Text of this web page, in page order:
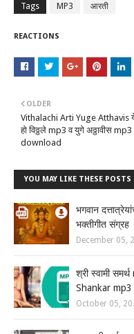
Tags MP3 आरती
REACTIONS
OLDER
Vithalachi Arti Yuge Atthavis
हो विठ्ठले mp3 व युगे अठ्ठावीस mp3
download
YOU MAY LIKE THESE POSTS
भगवान
भक्तीगीत संग्रह
December 05,
श्री स्वामी
Shankar
October 05,